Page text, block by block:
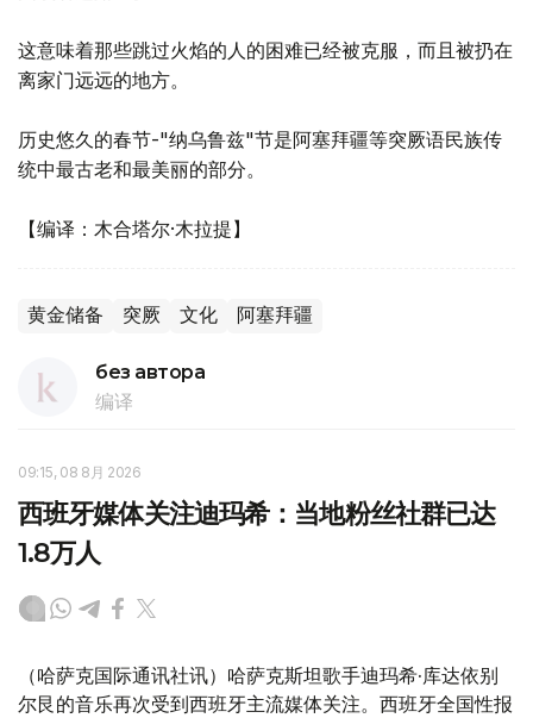
这意味着那些跳过火焰的人的困难已经被克服，而且被扔在
离家门远远的地方。
历史悠久的春节-"纳乌鲁兹"节是阿塞拜疆等突厥语民族传
统中最古老和最美丽的部分。
【编译：木合塔尔·木拉提】
黄金储备 突厥 文化 阿塞拜疆
без автора
编译
09:15, 08 8月 2026
西班牙媒体关注迪玛希：当地粉丝社群已达
1.8万人
（哈萨克国际通讯社讯）哈萨克斯坦歌手迪玛希·库达依别
尔艮的音乐再次受到西班牙主流媒体关注。西班牙全国性报